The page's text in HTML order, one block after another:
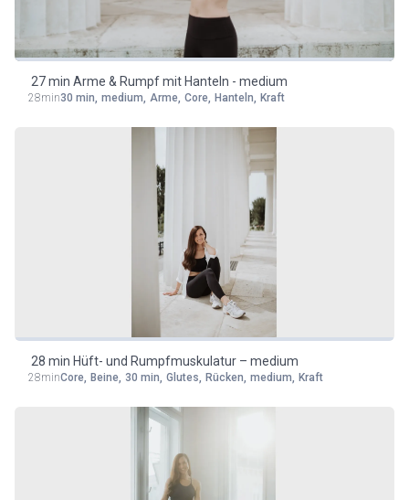
27 min Arme & Rumpf mit Hanteln - medium
28min30 min, medium, Arme, Core, Hanteln, Kraft
28 min Hüft- und Rumpfmuskulatur – medium
28minCore, Beine, 30 min, Glutes, Rücken, medium, Kraft